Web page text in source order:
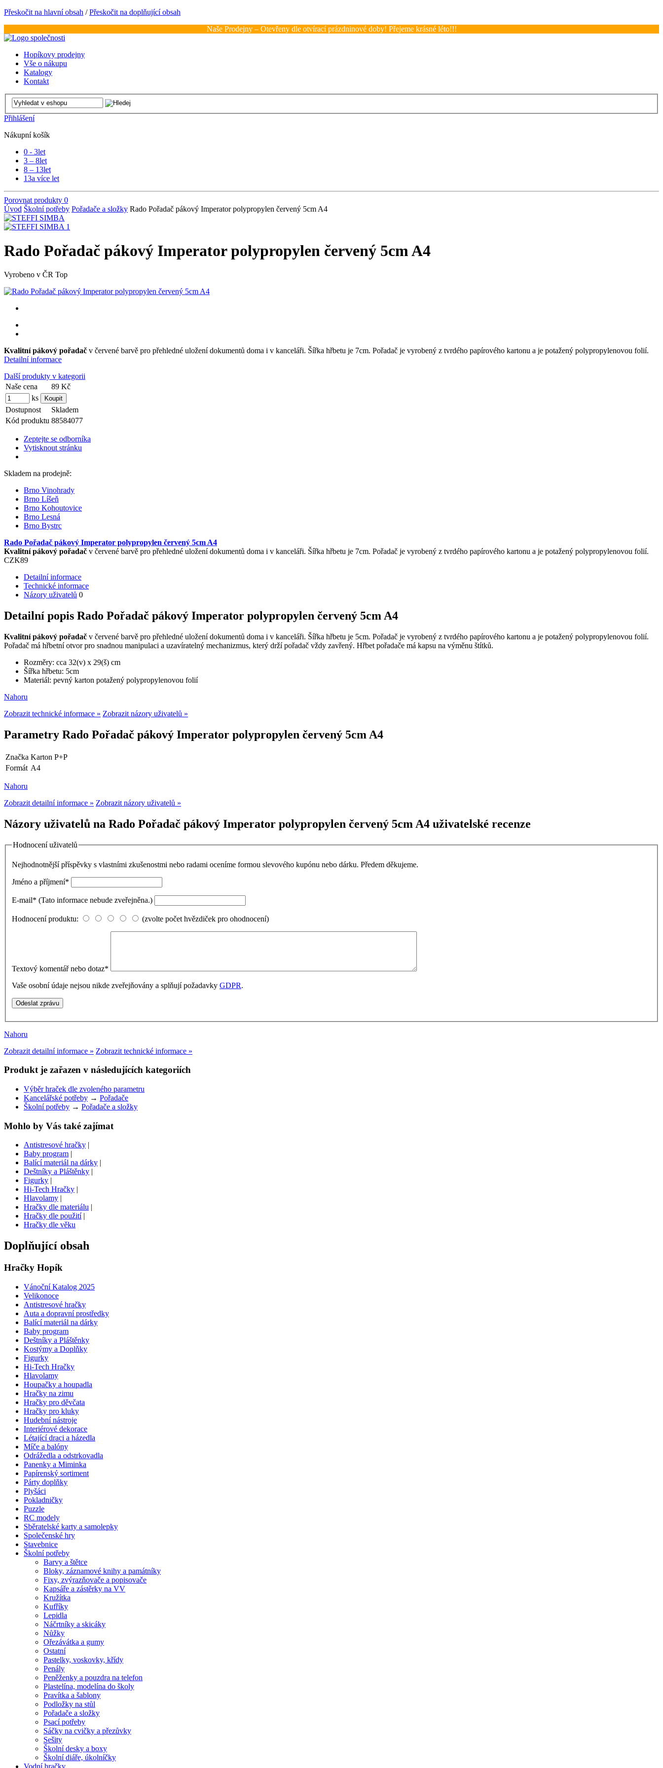
Přeskočit na hlavní obsah /Přeskočit na doplňující obsah
Naše Prodejny – Otevřeny dle otvírací prázdninové doby! Přejeme krásné léto!!!
Hopíkovy prodejny
Vše o nákupu
Katalogy
Kontakt
Přihlášení
Nákupní košík
0 - 3let
3 – 8let
8 – 13let
13a více let
Porovnat produkty 0
Úvod Školní potřeby Pořadače a složky Rado Pořadač pákový Imperator polypropylen červený 5cm A4
Rado Pořadač pákový Imperator polypropylen červený 5cm A4
Vyrobeno v ČR Top
Kvalitní pákový pořadač v červené barvě pro přehledné uložení dokumentů doma i v kanceláři. Šířka hřbetu je 7cm. Pořadač je vyrobený z tvrdého papírového kartonu a je potažený polypropylenovou folií.
Detailní informace
Další produkty v kategorii
Naše cena
89 Kč
ks
Dostupnost
Skladem
Kód produktu 88584077
Zeptejte se odborníka
Vytisknout stránku
Skladem na prodejně:
Brno Vinohrady
Brno Líšeň
Brno Kohoutovice
Brno Lesná
Brno Bystrc
Rado Pořadač pákový Imperator polypropylen červený 5cm A4
Kvalitní pákový pořadač v červené barvě pro přehledné uložení dokumentů doma i v kanceláři. Šířka hřbetu je 7cm. Pořadač je vyrobený z tvrdého papírového kartonu a je potažený polypropylenovou folií.
CZK89
Detailní informace
Technické informace
Názory uživatelů 0
Detailní popis Rado Pořadač pákový Imperator polypropylen červený 5cm A4
Kvalitní pákový pořadač v červené barvě pro přehledné uložení dokumentů doma i v kanceláři. Šířka hřbetu je 5cm. Pořadač je vyrobený z tvrdého papírového kartonu a je potažený polypropylenovou folií.
Pořadač má hřbetní otvor pro snadnou manipulaci a uzavíratelný mechanizmus, který drží pořadač vždy zavřený. Hřbet pořadače má kapsu na výměnu štítků.
Rozměry: cca 32(v) x 29(š) cm
Šířka hřbetu: 5cm
Materiál: pevný karton potažený polypropylenovou folií
Nahoru
Zobrazit technické informace » Zobrazit názory uživatelů »
Parametry Rado Pořadač pákový Imperator polypropylen červený 5cm A4
Značka Karton P+P
Formát A4
Nahoru
Zobrazit detailní informace » Zobrazit názory uživatelů »
Názory uživatelů na Rado Pořadač pákový Imperator polypropylen červený 5cm A4 uživatelské recenze
Hodnocení uživatelů
Nejhodnotnější příspěvky s vlastními zkušenostmi nebo radami oceníme formou slevového kupónu nebo dárku. Předem děkujeme.
Jméno a příjmení*
E-mail* (Tato informace nebude zveřejněna.)
Hodnocení produktu: (zvolte počet hvězdiček pro ohodnocení)
Textový komentář nebo dotaz*
Vaše osobní údaje nejsou nikde zveřejňovány a splňují požadavky GDPR.
Nahoru
Zobrazit detailní informace » Zobrazit technické informace »
Produkt je zařazen v následujících kategoriích
Výběr hraček dle zvoleného parametru
Kancelářské potřeby → Pořadače
Školní potřeby → Pořadače a složky
Mohlo by Vás také zajímat
Antistresové hračky |
Baby program |
Balící materiál na dárky |
Deštníky a Pláštěnky |
Figurky |
Hi-Tech Hračky |
Hlavolamy |
Hračky dle materiálu |
Hračky dle použití|
Hračky dle věku
Doplňující obsah
Hračky Hopík
Vánoční Katalog 2025
Velikonoce
Antistresové hračky
Auta a dopravní prostředky
Balící materiál na dárky
Baby program
Deštníky a Pláštěnky
Kostýmy a Doplňky
Figurky
Hi-Tech Hračky
Hlavolamy
Houpačky a houpadla
Hračky na zimu
Hračky pro děvčata
Hračky pro kluky
Hudební nástroje
Interiérové dekorace
Létající draci a házedla
Míče a balóny
Odrážedla a odstrkovadla
Panenky a Miminka
Papírenský sortiment
Párty doplňky
Plyšáci
Pokladničky
Puzzle
RC modely
Sběratelské karty a samolepky
Společenské hry
Stavebnice
Školní potřeby
Barvy a štětce
Bloky, záznamové knihy a památníky
Fixy, zvýrazňovače a popisovače
Kapsáře a zástěrky na VV
Kružítka
Kufříky
Lepidla
Náčrtníky a skicáky
Nůžky
Ořezávátka a gumy
Ostatní
Pastelky, voskovky, křídy
Penály
Peněženky a pouzdra na telefon
Plastelína, modelína do školy
Pravítka a šablony
Podložky na stůl
Pořadače a složky
Psací potřeby
Sáčky na cvičky a přezůvky
Sešity
Školní desky a boxy
Školní diáře, úkolníčky
Vodní hračky